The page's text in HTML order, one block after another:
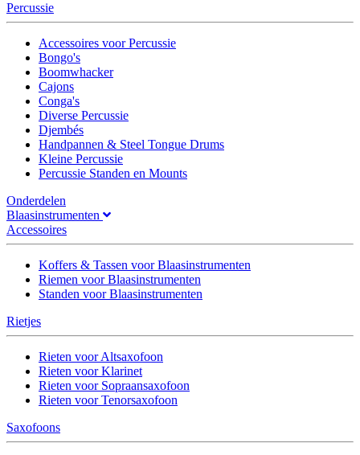
Percussie
Accessoires voor Percussie
Bongo's
Boomwhacker
Cajons
Conga's
Diverse Percussie
Djembés
Handpannen & Steel Tongue Drums
Kleine Percussie
Percussie Standen en Mounts
Onderdelen
Blaasinstrumenten
Accessoires
Koffers & Tassen voor Blaasinstrumenten
Riemen voor Blaasinstrumenten
Standen voor Blaasinstrumenten
Rietjes
Rieten voor Altsaxofoon
Rieten voor Klarinet
Rieten voor Sopraansaxofoon
Rieten voor Tenorsaxofoon
Saxofoons